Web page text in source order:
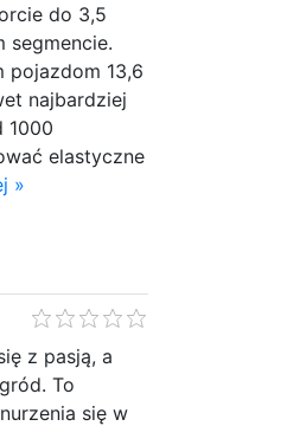
do 3,5
segmencie.
pojazdom 13,6
najbardziej
1000
elastyczne
»
z pasją, a
To
się w